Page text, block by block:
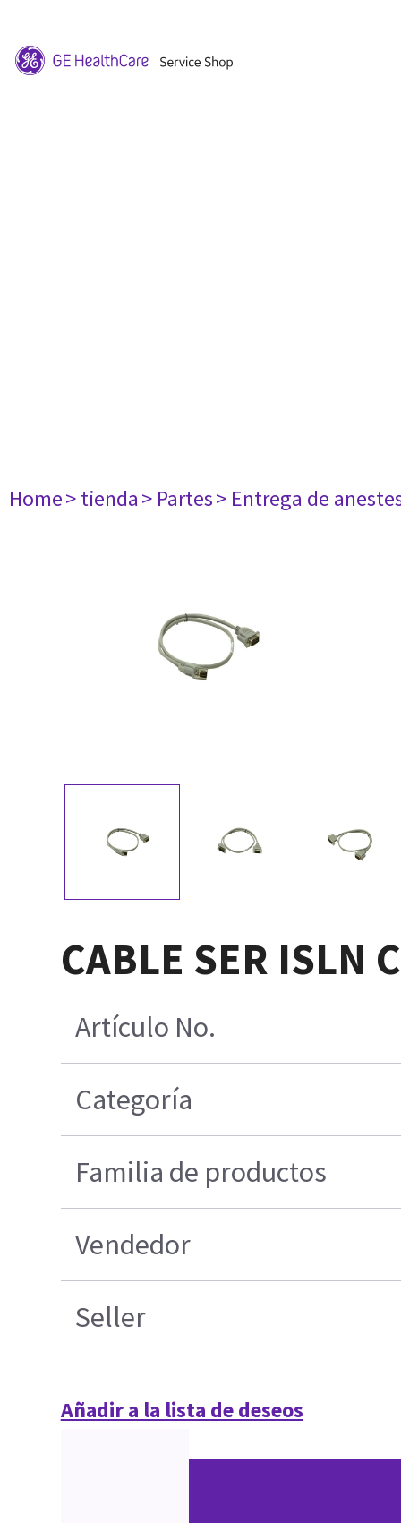
Home> tienda> Partes> Entrega de
CABLE SER ISLN
Artículo No.
Categoría
Familia de productos
Vendedor
Seller
Añadir a la lista de deseos